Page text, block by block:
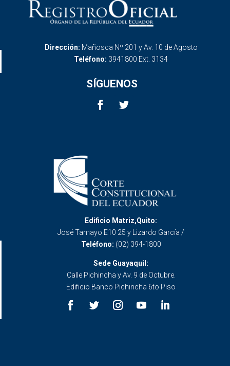
Dirección: Mañosca Nº 201 y Av. 10 de Agosto
Teléfono: 3941800 Ext. 3134
SÍGUENOS
Edificio Matriz,Quito:
José Tamayo E10 25 y Lizardo García /
Teléfono: (02) 394-1800
Sede Guayaquil:
Calle Pichincha y Av. 9 de Octubre.
Edificio Banco Pichincha 6to Piso